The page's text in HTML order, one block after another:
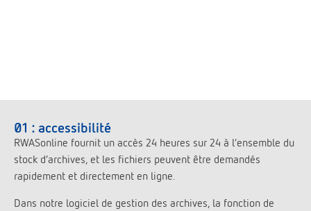
01 : accessibilité
RWASonline fournit un accès 24 heures sur 24 à l’ensemble du
stock d’archives, et les fichiers peuvent être demandés
rapidement et directement en ligne.
Dans notre logiciel de gestion des archives, la fonction de